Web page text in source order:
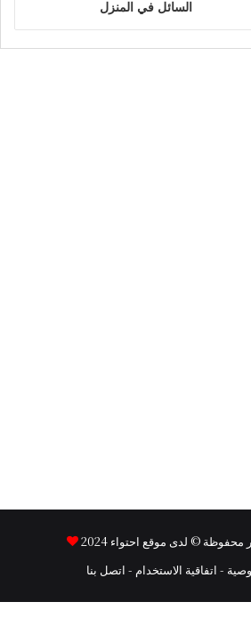
السائل في المنزل
محفوظة © لدى موقع احتواء 2024
- اتفاقية الاستخدام - اتصل بنا